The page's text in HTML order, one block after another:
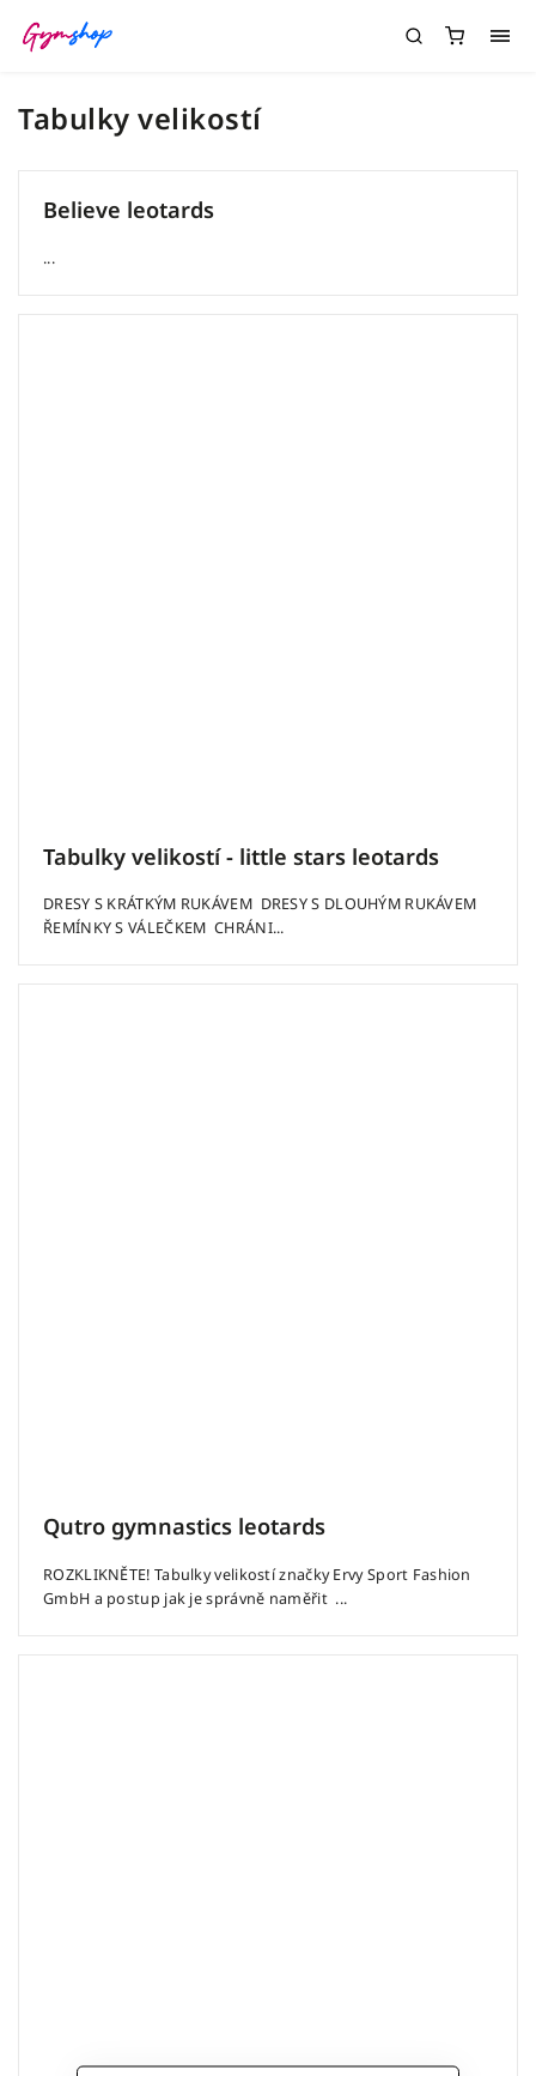
Tabulky velikostí
Believe leotards
...
Tabulky velikostí - little stars leotards
DRESY S KRÁTKÝM RUKÁVEM DRESY S DLOUHÝM RUKÁVEM
ŘEMÍNKY S VÁLEČKEM CHRÁNI...
Qutro gymnastics leotards
ROZKLIKNĚTE! Tabulky velikostí značky Ervy Sport Fashion
GmbH a postup jak je správně naměřit ...